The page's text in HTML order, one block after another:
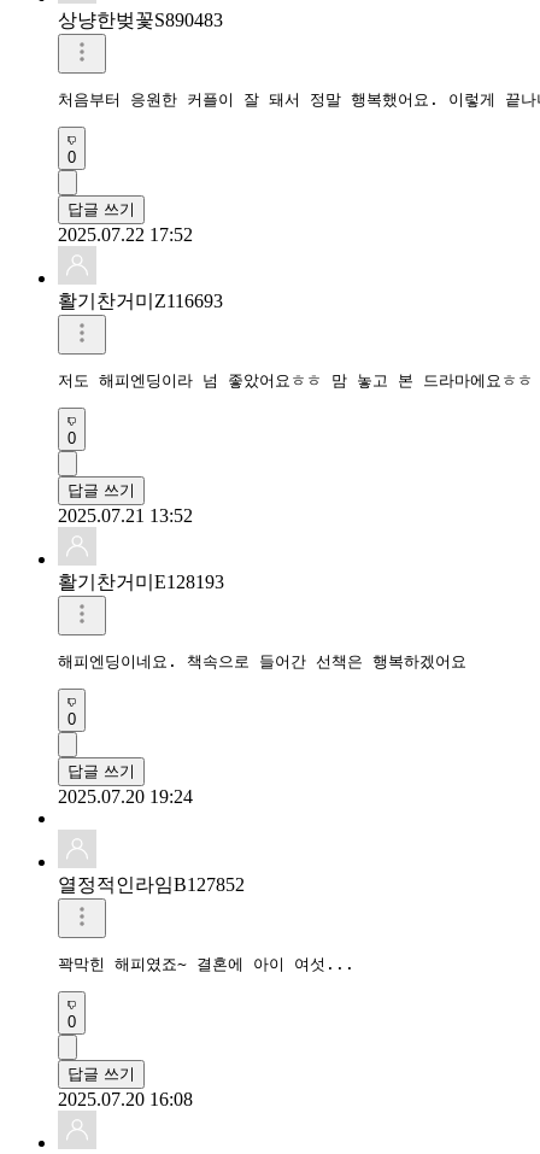
상냥한벚꽃S890483
처음부터 응원한 커플이 잘 돼서 정말 행복했어요. 이렇게 끝
0
답글 쓰기
2025.07.22 17:52
활기찬거미Z116693
저도 해피엔딩이라 넘 좋았어요ㅎㅎ 맘 놓고 본 드라마에요ㅎㅎ
0
답글 쓰기
2025.07.21 13:52
활기찬거미E128193
해피엔딩이네요. 책속으로 들어간 선책은 행복하겠어요
0
답글 쓰기
2025.07.20 19:24
열정적인라임B127852
꽉막힌 해피였죠~ 결혼에 아이 여섯...
0
답글 쓰기
2025.07.20 16:08